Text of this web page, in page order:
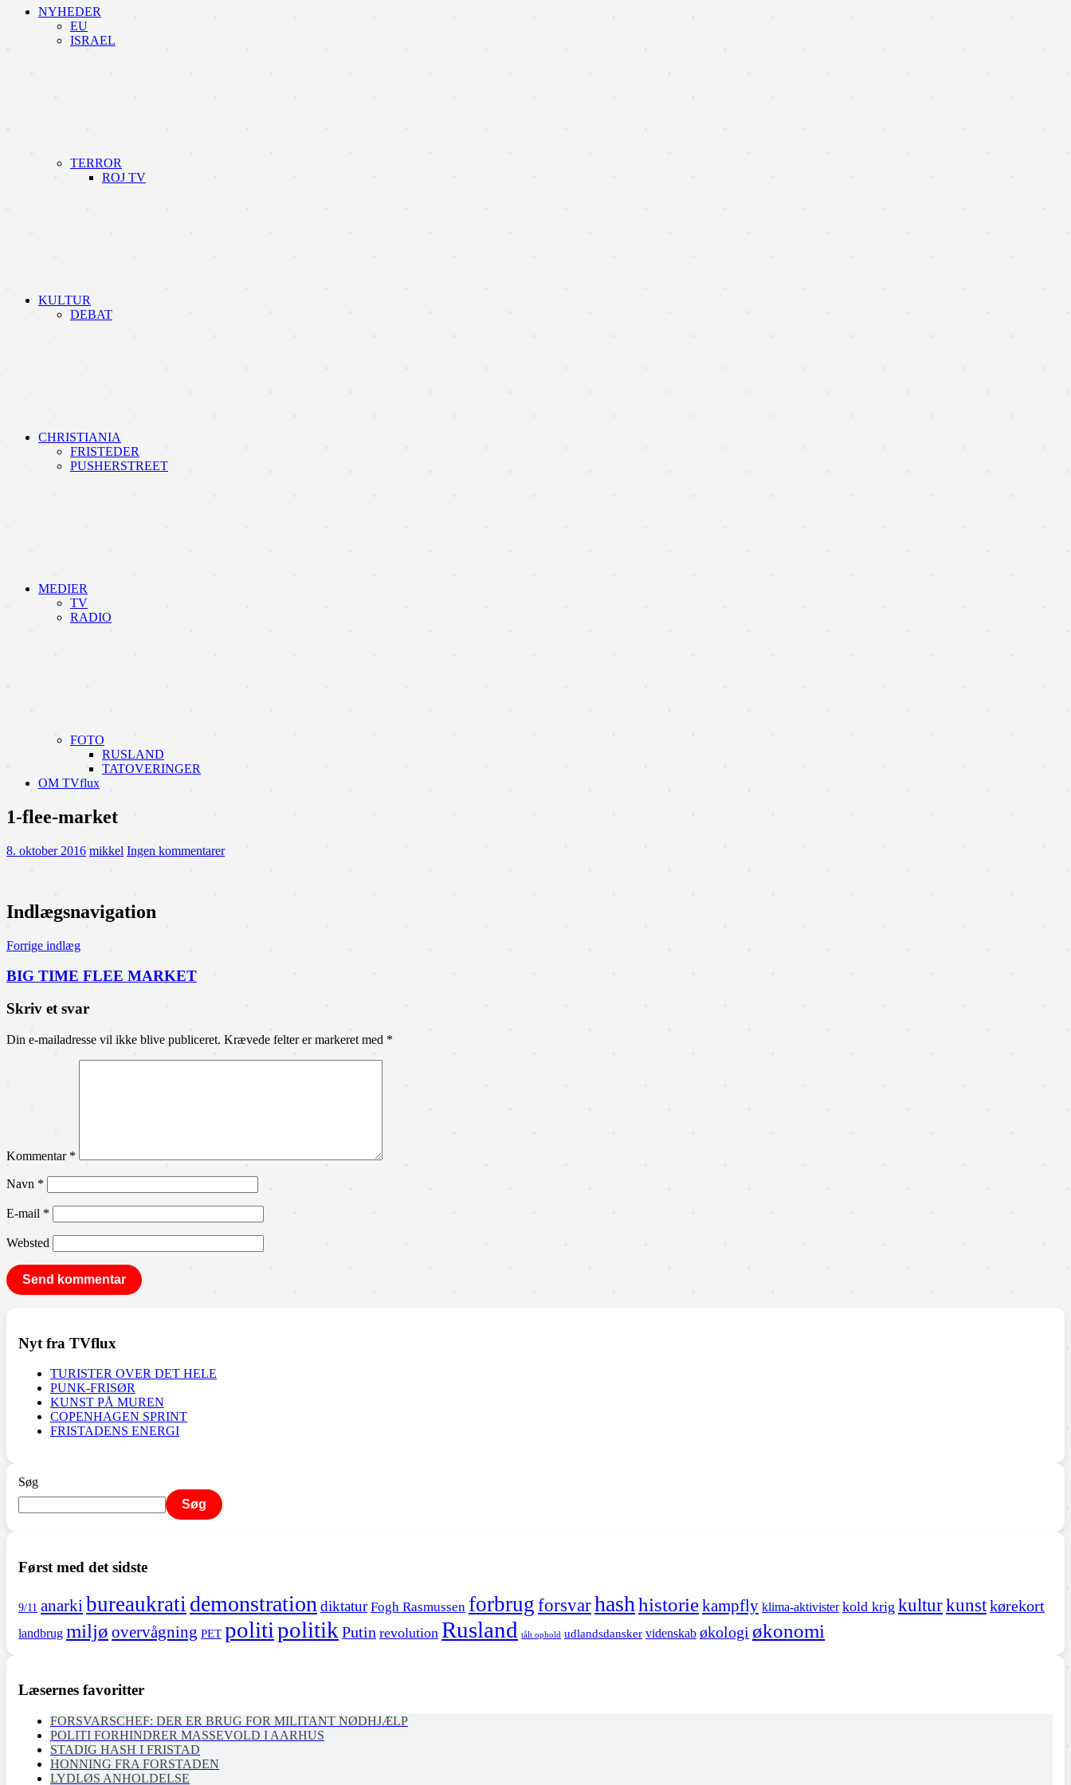
NYHEDER
EU
ISRAEL
TERROR
ROJ TV
KULTUR
DEBAT
CHRISTIANIA
FRISTEDER
PUSHERSTREET
MEDIER
TV
RADIO
FOTO
RUSLAND
TATOVERINGER
OM TVflux
1-flee-market
8. oktober 2016 mikkel Ingen kommentarer
Indlægsnavigation
Forrige indlæg
BIG TIME FLEE MARKET
Skriv et svar
Din e-mailadresse vil ikke blive publiceret. Krævede felter er markeret med *
Kommentar *
Navn *
E-mail *
Websted
Nyt fra TVflux
TURISTER OVER DET HELE
PUNK-FRISØR
KUNST PÅ MUREN
COPENHAGEN SPRINT
FRISTADENS ENERGI
Søg
Søg
Først med det sidste
9/11 anarki bureaukrati demonstration diktatur Fogh Rasmussen forbrugforsvarhash historiekampfly klima-aktivister kold krig kulturkunstkørekort
landbrug miljø overvågning PET politipolitik Putin revolution Rusland tålt ophold udlandsdansker videnskab økologi økonomi
Læsernes favoritter
FORSVARSCHEF: DER ER BRUG FOR MILITANT NØDHJÆLP
POLITI FORHINDRER MASSEVOLD I AARHUS
STADIG HASH I FRISTAD
HONNING FRA FORSTADEN
LYDLØS ANHOLDELSE